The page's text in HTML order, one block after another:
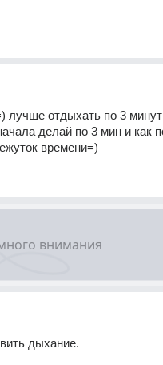
лучше отдыхать по 3
делай по 3 мин и как
времени=)
дыхание.